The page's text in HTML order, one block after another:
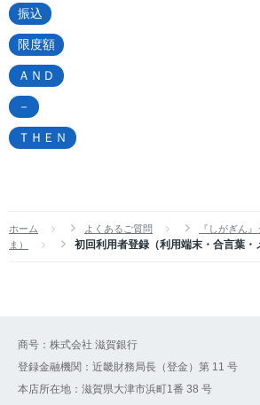
振込
限度額
ＡＮＤ
－
ＴＨＥＮ
ホーム よくあるご質問
『しがぎん
ま）
初回利用者登録（利用端末・合言葉・
商号：株式会社 滋賀銀行
登録金融機関：近畿財務局長（登金）第 11 号
本店所在地：滋賀県大津市浜町1番 38 号